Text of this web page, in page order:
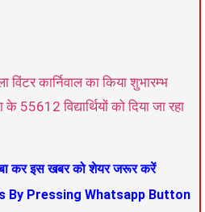
कार्निवाल का किया शुभारम्भ
विद्यार्थियों को दिया जा रहा
कर इस खबर को शेयर जरूर करें
By Pressing Whatsapp Button